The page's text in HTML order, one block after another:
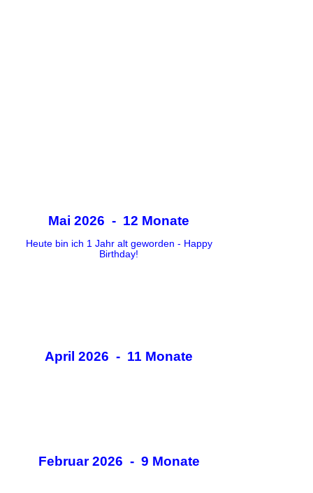
Mai 2026 - 12 Monate
Heute bin ich 1 Jahr alt geworden - Happy
Birthday!
April 2026 - 11 Monate
Februar 2026 - 9 Monate